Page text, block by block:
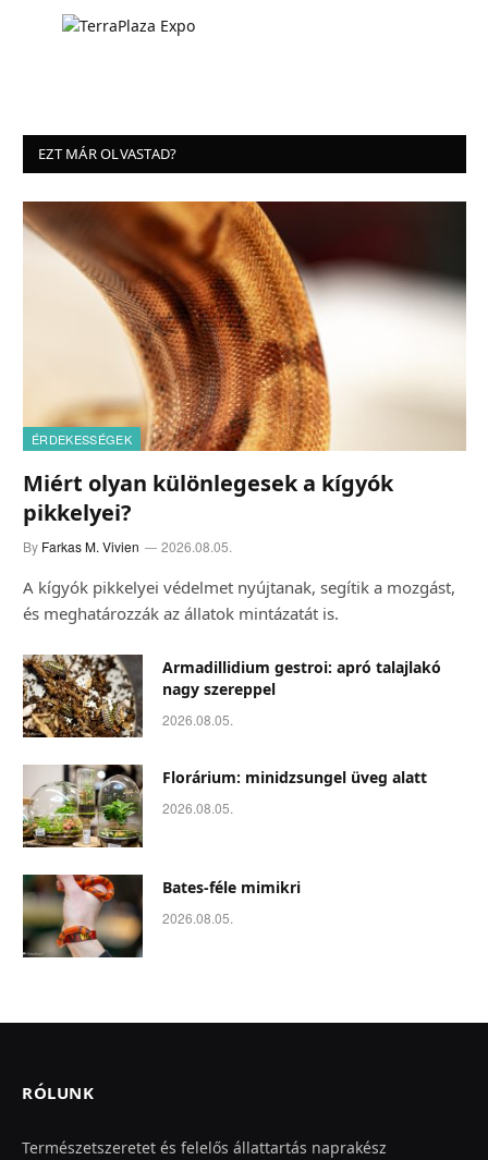
EZT MÁR OLVASTAD?
ÉRDEKESSÉGEK
Miért olyan különlegesek a kígyók
pikkelyei?
By Farkas M. Vivien 2026.08.05.
A kígyók pikkelyei védelmet nyújtanak, segítik a mozgást,
és meghatározzák az állatok mintázatát is.
Armadillidium gestroi: apró talajlakó
nagy szereppel
2026.08.05.
Florárium: minidzsungel üveg alatt
2026.08.05.
Bates-féle mimikri
2026.08.05.
RÓLUNK
Természetszeretet és felelős állattartás naprakész